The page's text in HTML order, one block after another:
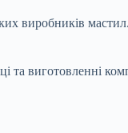
виробників
та виготовленні